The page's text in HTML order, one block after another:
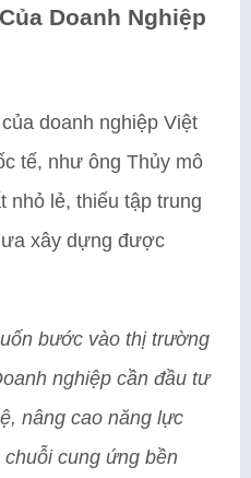
Doanh Nghiệp
doanh nghiệp Việt
tế, như ông Thủy mô
nhỏ lẻ, thiếu tập trung
xây dựng được
bước vào thị trường
nghiệp cần đầu tư
nâng cao năng lực
cung ứng bền